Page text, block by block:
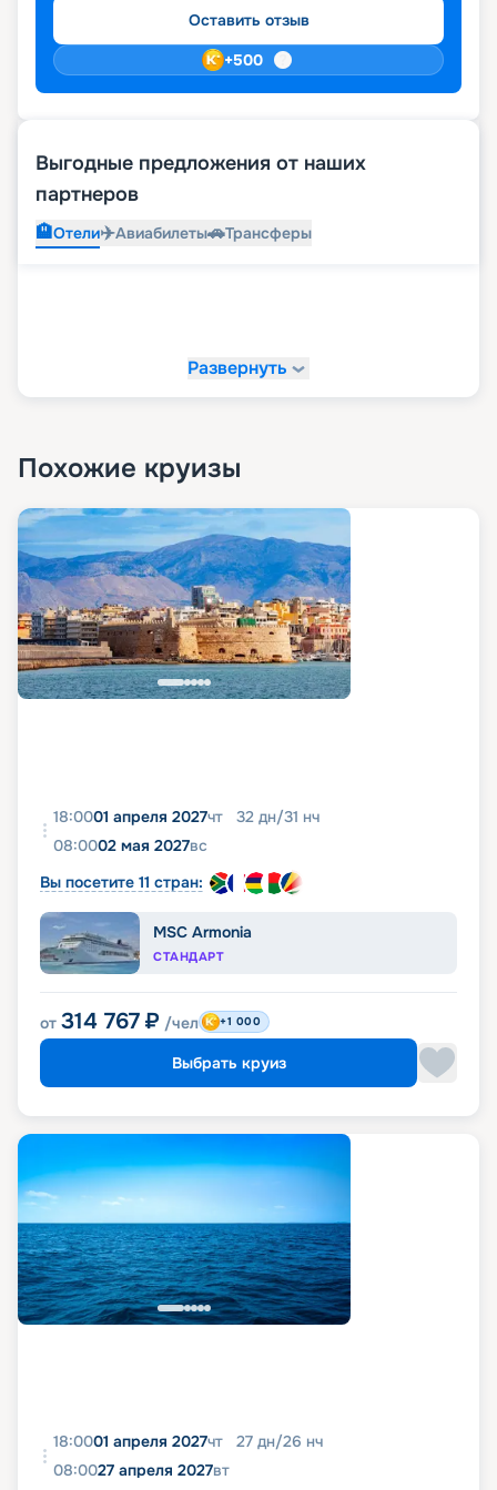
Оставить отзыв
+500
Выгодные предложения от наших
партнеров
🏨Отели✈️Авиабилеты🚗Трансферы
Развернуть
Похожие круизы
18:0001 апреля 2027чт 32 дн/31 нч
08:0002 мая 2027вс
Вы посетите 11 стран:
MSC Armonia
СТАНДАРТ
от 314 767 ₽ /чел +1 000
Выбрать круиз
18:0001 апреля 2027чт 27 дн/26 нч
08:0027 апреля 2027вт